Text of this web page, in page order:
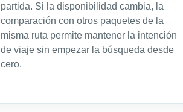
partida. Si la disponibilidad cambia, la
comparación con otros paquetes de la
misma ruta permite mantener la intención
de viaje sin empezar la búsqueda desde
cero.